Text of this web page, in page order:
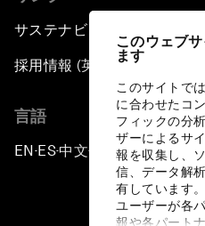
このウェブ
ます
このサイトで
に合わせたコ
フィックの分
ザーによるサ
報を収集し、
信、データ解
有しています
ユーザーが各
報や各パート
サステナビリティへの取り組
採用情報 (英語のみ)
言語
EN ▪ES▪中文▪ 日本語